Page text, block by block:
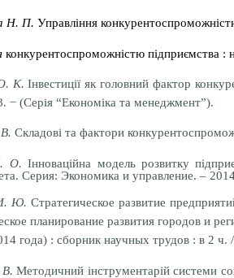
Н. П. Управління
конкурентоспроможністю
К. Інвестиції як головний фактор
− (Серія “Економіка та менеджмент”).
Складові та фактори
О. Інноваційна модель розвитку
Серия: Экономика и управление. –
Ю. Стратегическое развитие
планирование развития городов и
года) : сборник научных трудов : в 2
Методичний інструментарій системи